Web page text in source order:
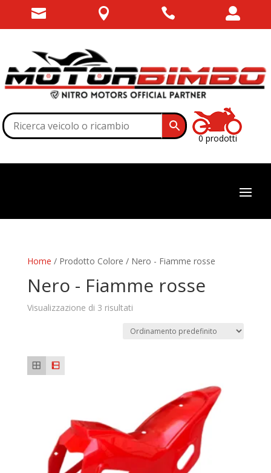
   
0 prodotti
Home / Prodotto Colore / Nero - Fiamme rosse
Nero - Fiamme rosse
Visualizzazione di 3 risultati